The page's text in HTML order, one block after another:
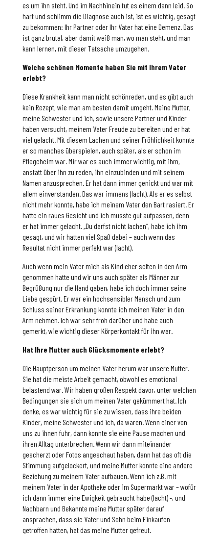
es um ihn steht. Und im Nachhinein tut es einem dann leid. So
hart und schlimm die Diagnose auch ist, ist es wichtig, gesagt
zu bekommen: Ihr Partner oder Ihr Vater hat eine Demenz. Das
ist ganz brutal, aber damit weiß man, wo man steht, und man
kann lernen, mit dieser Tatsache umzugehen.
Welche schönen Momente haben Sie mit Ihrem Vater
erlebt?
Diese Krankheit kann man nicht schönreden, und es gibt auch
kein Rezept, wie man am besten damit umgeht. Meine Mutter,
meine Schwester und ich, sowie unsere Partner und Kinder
haben versucht, meinem Vater Freude zu bereiten und er hat
viel gelacht. Mit diesem Lachen und seiner Fröhlichkeit konnte
er so manches überspielen, auch später, als er schon im
Pflegeheim war. Mir war es auch immer wichtig, mit ihm,
anstatt über ihn zu reden, ihn einzubinden und mit seinem
Namen anzusprechen. Er hat dann immer genickt und war mit
allem einverstanden. Das war immens (lacht). Als er es selbst
nicht mehr konnte, habe ich meinem Vater den Bart rasiert. Er
hatte ein raues Gesicht und ich musste gut aufpassen, denn
er hat immer gelacht. „Du darfst nicht lachen“, habe ich ihm
gesagt, und wir hatten viel Spaß dabei – auch wenn das
Resultat nicht immer perfekt war (lacht).
Auch wenn mein Vater mich als Kind eher selten in den Arm
genommen hatte und wir uns auch später als Männer zur
Begrüßung nur die Hand gaben, habe ich doch immer seine
Liebe gespürt. Er war ein hochsensibler Mensch und zum
Schluss seiner Erkrankung konnte ich meinen Vater in den
Arm nehmen. Ich war sehr froh darüber und habe auch
gemerkt, wie wichtig dieser Körperkontakt für ihn war.
Hat Ihre Mutter auch Glücksmomente erlebt?
Die Hauptperson um meinen Vater herum war unsere Mutter.
Sie hat die meiste Arbeit gemacht, obwohl es emotional
belastend war. Wir haben großen Respekt davor, unter welchen
Bedingungen sie sich um meinen Vater gekümmert hat. Ich
denke, es war wichtig für sie zu wissen, dass ihre beiden
Kinder, meine Schwester und ich, da waren. Wenn einer von
uns zu ihnen fuhr, dann konnte sie eine Pause machen und
ihren Alltag unterbrechen. Wenn wir dann miteinander
gescherzt oder Fotos angeschaut haben, dann hat das oft die
Stimmung aufgelockert, und meine Mutter konnte eine andere
Beziehung zu meinem Vater aufbauen. Wenn ich z.B. mit
meinem Vater in der Apotheke oder im Supermarkt war – wofür
ich dann immer eine Ewigkeit gebraucht habe (lacht) -, und
Nachbarn und Bekannte meine Mutter später darauf
ansprachen, dass sie Vater und Sohn beim Einkaufen
getroffen hatten, hat das meine Mutter gefreut.